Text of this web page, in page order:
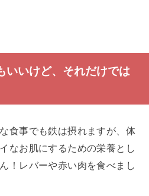
いいけど、それだけでは
食事でも鉄は摂れますが、体
なお肌にするための栄養とし
！レバーや赤い肉を食べまし